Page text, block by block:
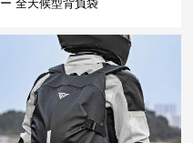
ー 全天候型背負袋